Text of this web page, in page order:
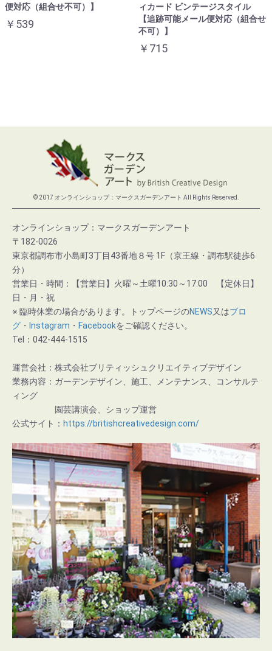
便対応（組合せ不可）】
￥539
ィカード ビンテージスタイル
【追跡可能メール便対応（組合せ
不可）】
￥715
© 2017 オンラインショップ：マークスガーデンアート All Rights Reserved.
オンラインショップ：マークスガーデンアート
〒182-0026
東京都調布市小島町3丁目43番地８号 1F（京王線・調布駅徒歩6
分）
営業日・時間：【営業日】火曜～土曜10:30～17:00 【定休日】
日・月・祝
※ 臨時休業の場合があります。トップページのNEWS又はブロ
グ ・ Instagram ・ Facebookをご確認ください。
Tel：042-444-1515
運営会社：株式会社ブリティッシュクリエイティブデザイン
業務内容：ガーデンデザイン、施工、メンテナンス、コンサルテ
ィング
園芸講演会、ショップ運営
公式サイト： https://britishcreativedesign.com/